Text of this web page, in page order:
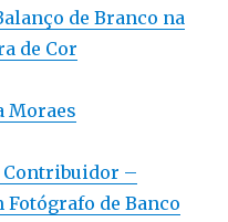
de Branco na
de Cor
Moraes
Contribuidor –
de Banco